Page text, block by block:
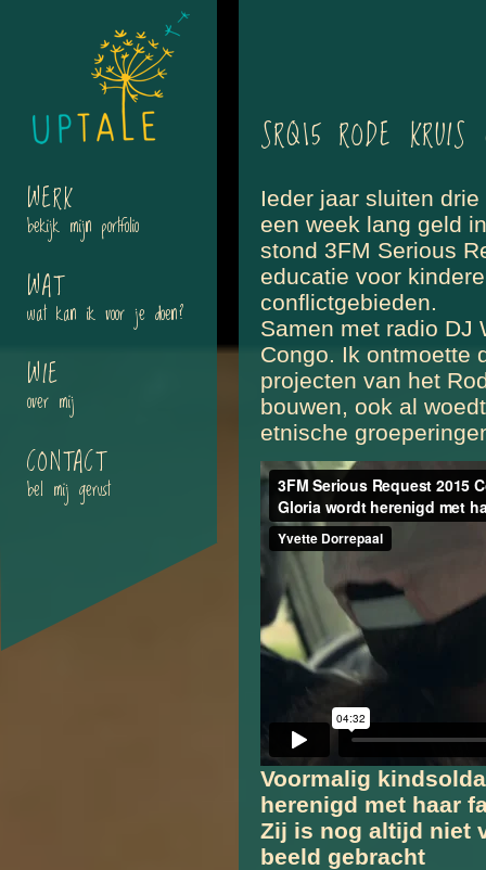
WERK
bekijk mijn portfolio
WAT
wat kan ik voor je doen?
WIE
over mij
CONTACT
bel mij gerust
SRQ15 RODE
Ieder jaar sluiten
een week lang geld
stond 3FM Serious
educatie voor
conflictgebieden.
Samen met radio DJ
Congo. Ik ontmoette
projecten van het
bouwen, ook al
etnische
Voormalig
herenigd met haar
Zij is nog altijd niet
beeld gebracht